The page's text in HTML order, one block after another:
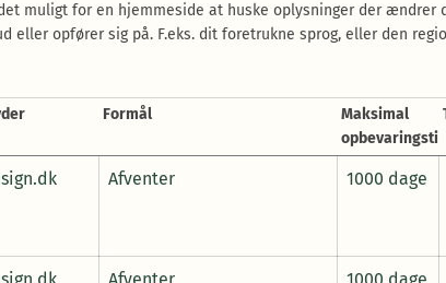
muligt for en hjemmeside at huske oplysninger der ændrer
eller opfører sig på. F.eks. dit foretrukne sprog, eller den
Formål
Maksimal
opbevaringstid
Afventer 1000 dage